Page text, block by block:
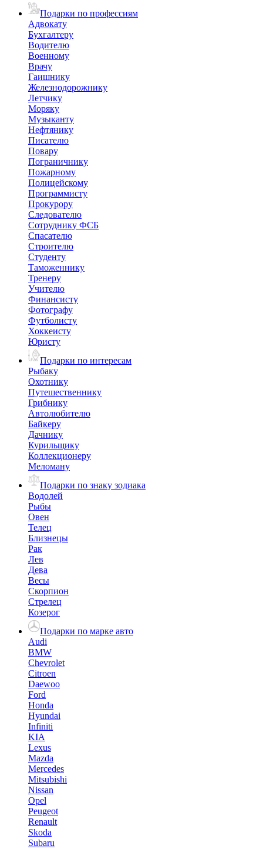
Подарки по профессиям
Адвокату
Бухгалтеру
Водителю
Военному
Врачу
Гаишнику
Железнодорожнику
Летчику
Моряку
Музыканту
Нефтянику
Писателю
Повару
Пограничнику
Пожарному
Полицейскому
Программисту
Прокурору
Следователю
Сотруднику ФСБ
Спасателю
Строителю
Студенту
Таможеннику
Тренеру
Учителю
Финансисту
Фотографу
Футболисту
Хоккеисту
Юристу
Подарки по интересам
Рыбаку
Охотнику
Путешественнику
Грибнику
Автолюбителю
Байкеру
Дачнику
Курильщику
Коллекционеру
Меломану
Подарки по знаку зодиака
Водолей
Рыбы
Овен
Телец
Близнецы
Рак
Лев
Дева
Весы
Скорпион
Стрелец
Козерог
Подарки по марке авто
Audi
BMW
Chevrolet
Citroen
Daewoo
Ford
Honda
Hyundai
Infiniti
KIA
Lexus
Mazda
Mercedes
Mitsubishi
Nissan
Opel
Peugeot
Renault
Skoda
Subaru